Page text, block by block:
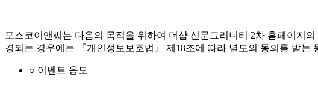
포스코이앤씨는 다음의 목적을 위하여 더샵 신문그리니티 2차 홈페이지
경되는 경우에는 『개인정보보호법』 제18조에 따라 별도의 동의를 받는
○ 이벤트 응모